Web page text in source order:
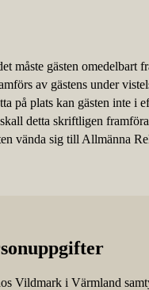
måste gästen
av gästens under
på plats kan gästen inte i
detta skriftligen
vända sig till Allmänna
Vildmark i Värmland